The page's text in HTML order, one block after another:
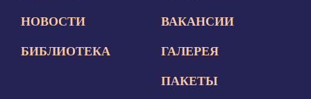
НОВОСТИ
БИБЛИОТЕКА
ВАКАНСИИ
ГАЛЕРЕЯ
ПАКЕТЫ